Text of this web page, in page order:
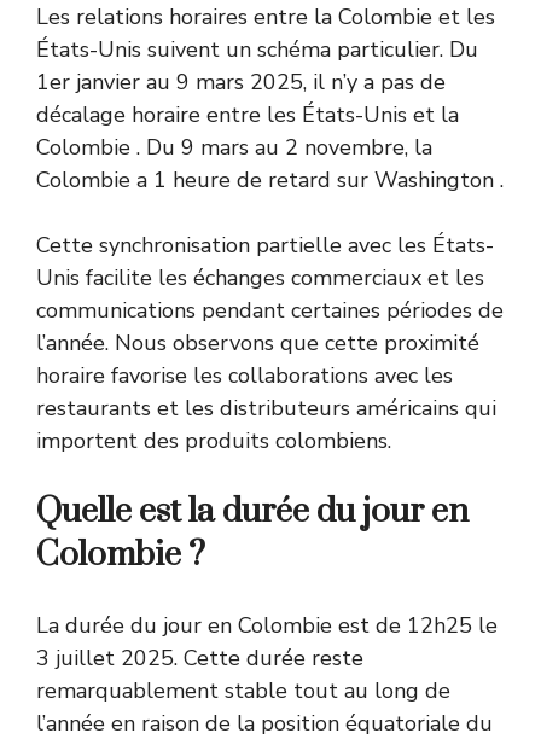
Les relations horaires entre la Colombie et les
États-Unis suivent un schéma particulier. Du
1er janvier au 9 mars 2025, il n’y a pas de
décalage horaire entre les États-Unis et la
Colombie . Du 9 mars au 2 novembre, la
Colombie a 1 heure de retard sur Washington .
Cette synchronisation partielle avec les États-
Unis facilite les échanges commerciaux et les
communications pendant certaines périodes de
l’année. Nous observons que cette proximité
horaire favorise les collaborations avec les
restaurants et les distributeurs américains qui
importent des produits colombiens.
Quelle est la durée du jour en
Colombie ?
La durée du jour en Colombie est de 12h25 le
3 juillet 2025. Cette durée reste
remarquablement stable tout au long de
l’année en raison de la position équatoriale du